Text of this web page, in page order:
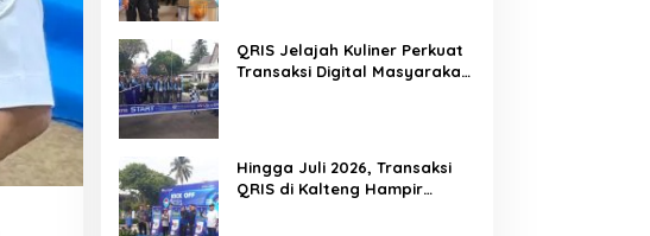
QRIS Jelajah Kuliner Perkuat
Transaksi Digital Masyarakat
Hingga Juli 2026, Transaksi
QRIS di Kalteng Hampir